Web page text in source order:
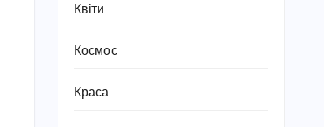
Квіти
Космос
Краса